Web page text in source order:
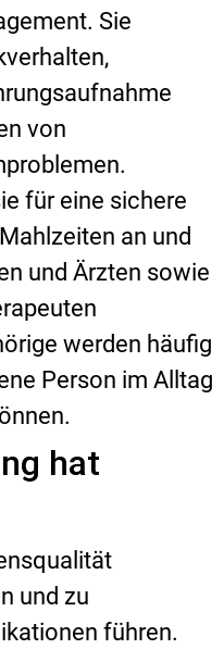
Sie
von
für eine sichere
an und
und Ärzten sowie
werden häufig
Person im Alltag
hat
und zu
führen.